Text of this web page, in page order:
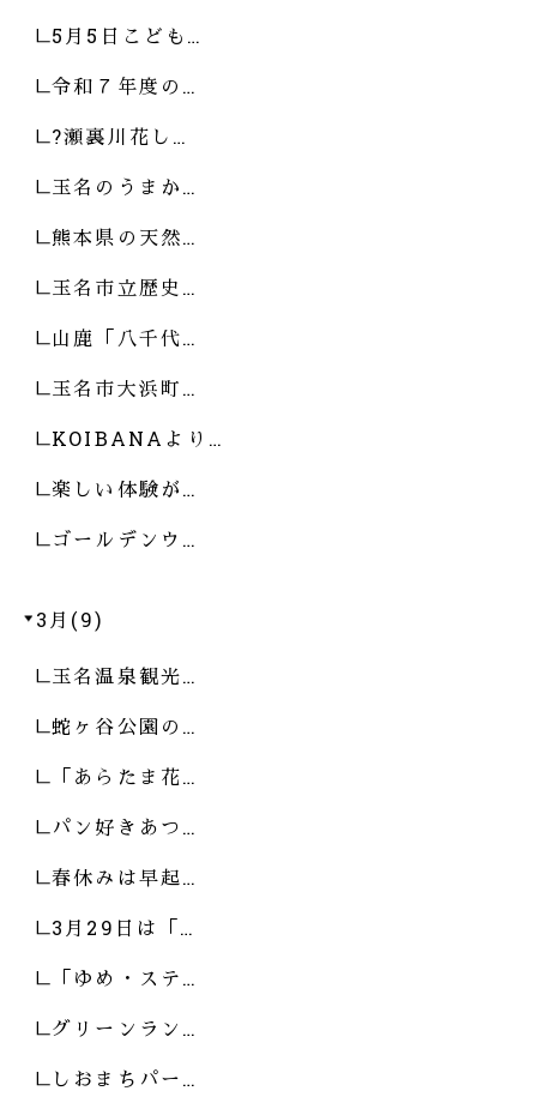
5月5日こども…
令和７年度の…
?瀬裏川花し…
玉名のうまか…
熊本県の天然…
玉名市立歴史…
山鹿「八千代…
玉名市大浜町…
KOIBANAより…
楽しい体験が…
ゴールデンウ…
3月(9)
玉名温泉観光…
蛇ヶ谷公園の…
「あらたま花…
パン好きあつ…
春休みは早起…
3月29日は「…
「ゆめ・ステ…
グリーンラン…
しおまちパー…